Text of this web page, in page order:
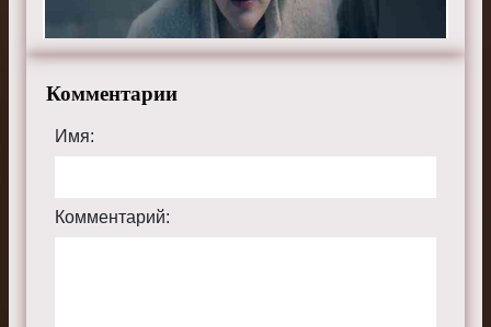
бесплатно в хорошем HD качестве, на телефоне,
планшете, пк или телевизоре на сайте
Комментарии
Имя:
Комментарий: